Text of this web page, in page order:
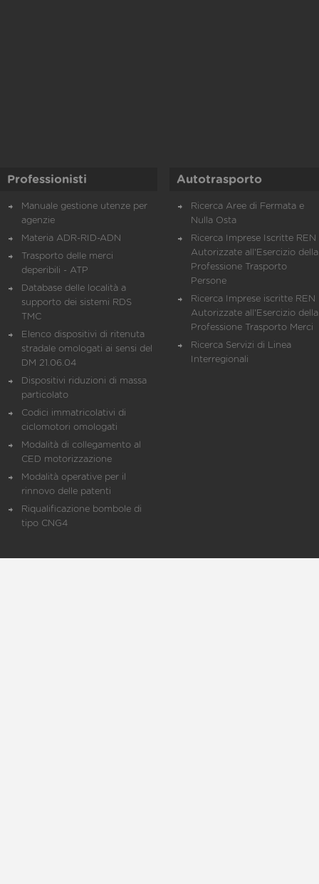
Professionisti
Manuale gestione utenze per
agenzie
Materia ADR-RID-ADN
Trasporto delle merci
deperibili - ATP
Database delle località a
supporto dei sistemi RDS
TMC
Elenco dispositivi di ritenuta
stradale omologati ai sensi del
DM 21.06.04
Dispositivi riduzioni di massa
particolato
Codici immatricolativi di
ciclomotori omologati
Modalità di collegamento al
CED motorizzazione
Modalità operative per il
rinnovo delle patenti
Riqualificazione bombole di
tipo CNG4
Autotrasporto
Ricerca Aree di Fermata e
Nulla Osta
Ricerca Imprese Iscritte REN
Autorizzate all'Esercizio della
Professione Trasporto
Persone
Ricerca Imprese iscritte REN
Autorizzate all'Esercizio della
Professione Trasporto Merci
Ricerca Servizi di Linea
Interregionali